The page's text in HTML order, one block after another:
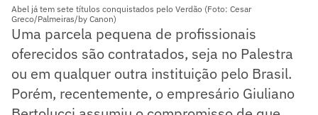
Abel já tem sete títulos conquistados pelo Verdão (Foto: Cesar
Greco/Palmeiras/by Canon)
Uma parcela pequena de profissionais
oferecidos são contratados, seja no Palestra
ou em qualquer outra instituição pelo Brasil.
Porém, recentemente, o empresário Giuliano